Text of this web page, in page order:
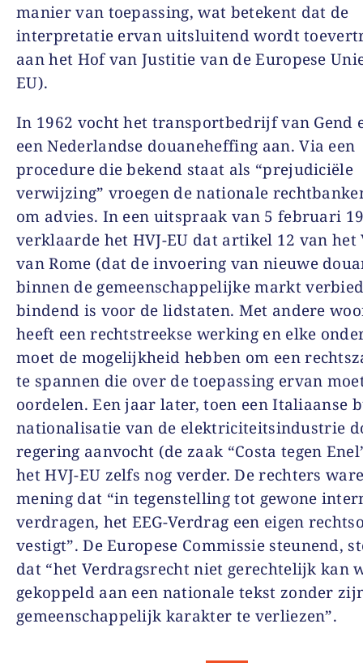
manier van toepassing, wat betekent dat de
interpretatie ervan uitsluitend wordt
aan het Hof van Justitie van de Europese
EU).
In 1962 vocht het transportbedrijf van Gend
een Nederlandse douaneheffing aan. Via een
procedure die bekend staat als “prejudiciële
verwijzing” vroegen de nationale
om advies. In een uitspraak van 5 februari
verklaarde het HVJ-EU dat artikel 12 van het
van Rome (dat de invoering van nieuwe
binnen de gemeenschappelijke markt
bindend is voor de lidstaten. Met andere
heeft een rechtstreekse werking en elke
moet de mogelijkheid hebben om een
te spannen die over de toepassing ervan
oordelen. Een jaar later, toen een Italiaanse
nationalisatie van de elektriciteitsindustrie
regering aanvocht (de zaak “Costa tegen
het HVJ-EU zelfs nog verder. De rechters
mening dat “in tegenstelling tot gewone
verdragen, het EEG-Verdrag een eigen
vestigt”. De Europese Commissie steunend,
dat “het Verdragsrecht niet gerechtelijk kan
gekoppeld aan een nationale tekst zonder
gemeenschappelijk karakter te verliezen”.